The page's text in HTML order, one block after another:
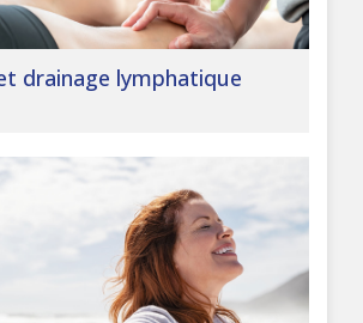
drainage lymphatique